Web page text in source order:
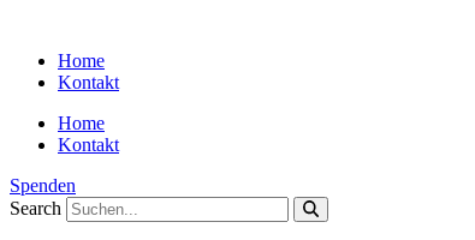
contentHome
Kontakt
Home
Kontakt
Spenden
Search